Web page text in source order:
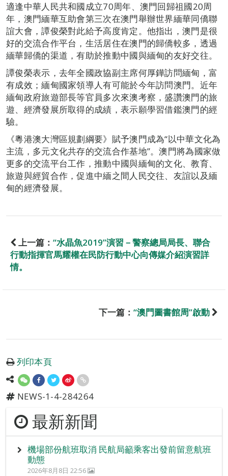
適逢中華人民共和國成立70周年、澳門回歸祖國20周
年，澳門緬華互助會第三次在澳門舉辦世界緬華同僑聯
誼大會，譚俊榮對此給予高度肯定。他指出，澳門是很
好的交流合作平台，生活居住在澳門的歸僑較多，透過
緬華歸僑的渠道，有助於推動中國與緬甸的友好交往。
譚俊榮表示，去年全國政協副主席何厚鏵訪問緬甸，富
有成效；緬甸國家領導人有可能於今年訪問澳門。近年
緬甸政府旅遊部長等官員多次來澳考察，盛讚澳門的旅
遊、經濟發展所取得的成績，表示願學習借鑑澳門的經
驗。
《粵港澳大灣區規劃綱要》賦予澳門成為“以中華文化為
主流，多元文化共存的交流合作基地”。澳門將為國家做
更多的交流平台工作，推動中國與緬甸的文化、教育、
旅遊與經貿合作，促進中緬之間人民交往、友誼以及緬
甸的經濟發展。
上一篇： “水晶魚2019”演習－警察總局局長、聯合
行動指揮官馬耀權在民防行動中心向傳媒介紹演習詳
情。
下一篇： “澳門圖書館周”啟動
列印本頁
NEWS-1-4-284264
最新新聞
機場部份航班取消 民航局籲乘客出發前留意航班
動態
2026年8月8日 22:56